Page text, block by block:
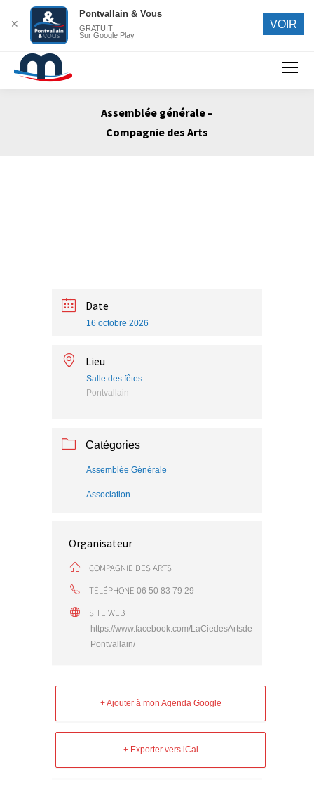
Assemblée générale –
Compagnie des Arts
Date
16 octobre 2026
Lieu
Salle des fêtes
Pontvallain
Catégories
Assemblée Générale
Association
Organisateur
COMPAGNIE DES ARTS
TÉLÉPHONE 06 50 83 79 29
SITE WEB
https://www.facebook.com/LaCiedesArtsde
Pontvallain/
+ Ajouter à mon Agenda Google
+ Exporter vers iCal
✕
Pontvallain & Vous
GRATUIT
Sur Google Play
VOIR